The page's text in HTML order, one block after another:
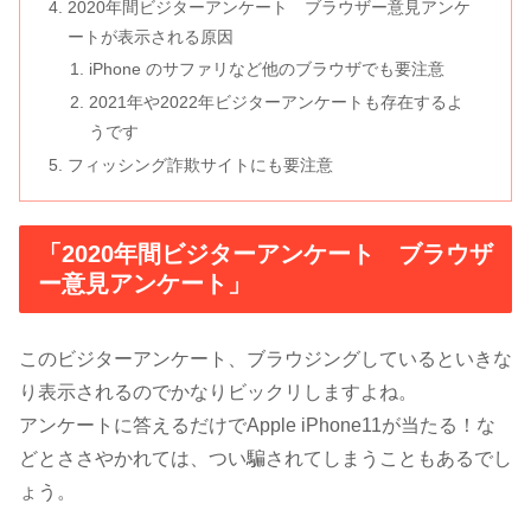
2020年間ビジターアンケート ブラウザー意見アンケ
ートが表示される原因
iPhone のサファリなど他のブラウザでも要注意
2021年や2022年ビジターアンケートも存在するよ
うです
フィッシング詐欺サイトにも要注意
「2020年間ビジターアンケート ブラウザ
ー意見アンケート」
このビジターアンケート、ブラウジングしているといきな
り表示されるのでかなりビックリしますよね。
アンケートに答えるだけでApple iPhone11が当たる！な
どとささやかれては、つい騙されてしまうこともあるでし
ょう。